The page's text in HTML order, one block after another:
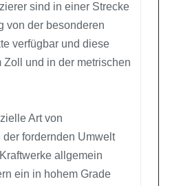
sind in einer Strecke
von der besonderen
verfügbar und diese
Zoll und in der metrischen
Art von
fordernden Umwelt
allgemein
ein in hohem Grade